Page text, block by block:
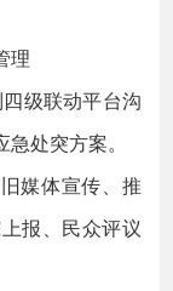
理
级联动平台沟
处突方案。
媒体宣传、推
报、民众评议